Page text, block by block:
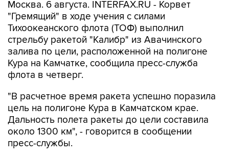
Тихоокеанского флота (ТОФ) выполнил
стрельбу ракетой "Калибр" из Авачинского
залива по цели, расположенной на полигоне
Кура на Камчатке, сообщила пресс-служба
флота в четверг.
"В расчетное время ракета успешно поразила
Дальность полета ракеты до цели составила
около 1300 км", - говорится в сообщении
пресс-службы.
По её информации, военные выполнили пуск